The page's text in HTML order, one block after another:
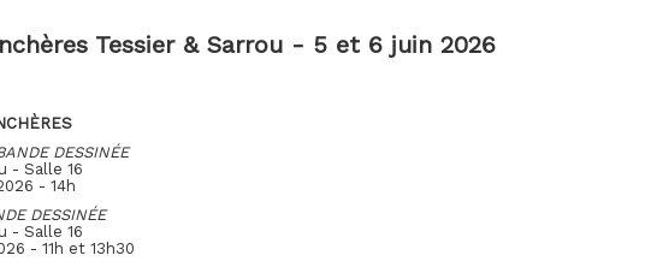
Tessier & Sarrou - 5 et 6 juin 2026
DESSINÉE
- Salle 16
- 14h
DESSINÉE
- Salle 16
- 11h et 13h30